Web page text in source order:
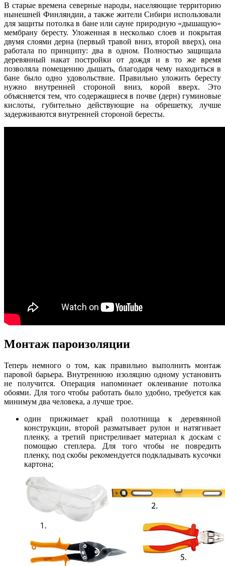
В старые времена северные народы, населяющие территорию
нынешней Финляндии, а также жители Сибири использовали
для защиты потолка в бане или сауне природную «дышащую»
мембрану бересту. Уложенная в несколько слоев и покрытая
двумя слоями дерна (первый травой вниз, второй вверх), она
работала по принципу: два в одном. Полностью защищала
деревянный накат постройки от дождя и в то же время
позволяла помещению дышать, благодаря чему находиться в
бане было одно удовольствие. Правильно уложить бересту
нужно внутренней стороной вниз, корой вверх. Это
объясняется тем, что содержащиеся в почве (дерн) гуминовые
кислоты, губительно действующие на обрешетку, лучше
задерживаются внутренней стороной бересты.
Монтаж пароизоляции
Теперь немного о том, как правильно выполнить монтаж
паровой барьера. Внутреннюю изоляцию одному установить
не получится. Операция напоминает оклеивание потолка
обоями. Для того чтобы работать было удобно, требуется как
минимум два человека, а лучше трое.
один прижимает край полотнища к деревянной
конструкции, второй разматывает рулон и натягивает
пленку, а третий пристреливает материал к доскам с
помощью степлера. Для того чтобы не повредить
пленку, под скобы рекомендуется подкладывать кусочки
картона;